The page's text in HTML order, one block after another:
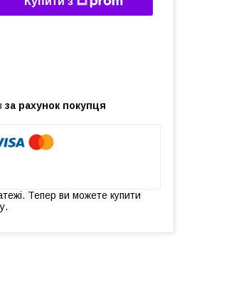
за рахунок покупця
Тепер ви можете купити